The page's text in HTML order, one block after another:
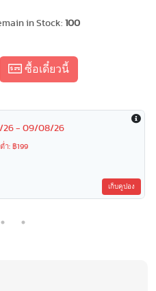
in Stock: 100
ซื้อเดี๋ยวนี้
- 09/08/26
ำ: ฿199
เก็บคูปอง